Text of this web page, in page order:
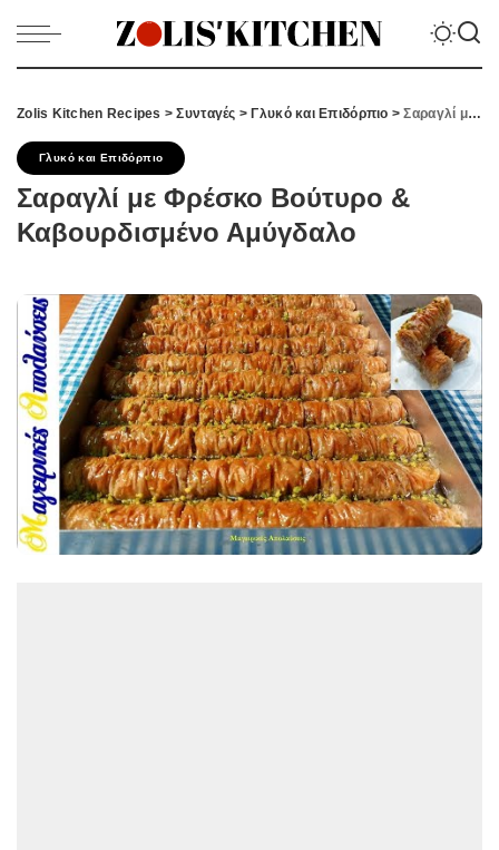
Zolis Kitchen Recipes >Συνταγές > Γλυκό και Επιδόρπιο >Σαραγλί με Φρέσκο Βούτυρο & Καβουρδισμένο Αμύγδαλο
Γλυκό και Επιδόρπιο
Σαραγλί με Φρέσκο Βούτυρο &
Καβουρδισμένο Αμύγδαλο